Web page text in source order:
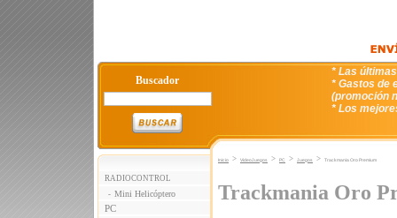
Buscador
* Las
* Gastos de
(promoción
* Los
RADIOCONTROL
- Mini Helicóptero
PC
Inicio > VideoJuegos > PC > Juegos > Trackmania Oro Premium
Trackmania Oro